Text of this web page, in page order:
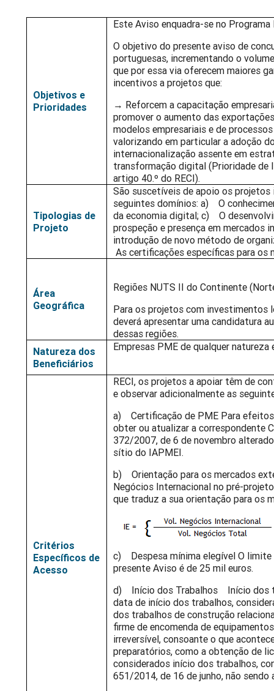
Objetivos e
Prioridades
Este Aviso enquadra-se no
O objetivo do presente aviso de
portuguesas, incrementando o
que por essa via oferecem maiores
incentivos a projetos que:
→ Reforcem a capacitação
promover o aumento das
modelos empresariais e de
valorizando em particular a adoção
internacionalização assente em
transformação digital (Prioridade de
artigo 40.º do RECI).
Tipologias de
Projeto
São suscetíveis de apoio os
seguintes domínios: a) O
da economia digital; c) O
prospeção e presença em
introdução de novo método de
As certificações específicas para os
Área
Geográfica
Regiões NUTS II do Continente
Para os projetos com investimentos
deverá apresentar uma candidatura
dessas regiões.
Natureza dos
Beneficiários
Empresas PME de qualquer
Critérios
Específicos de
Acesso
RECI, os projetos a apoiar têm de
e observar adicionalmente as
a) Certificação de PME Para
obter ou atualizar a correspondente
372/2007, de 6 de novembro
sítio do IAPMEI.
b) Orientação para os mercados
Negócios Internacional no pré-
que traduz a sua orientação para os
c) Despesa mínima elegível O
presente Aviso é de 25 mil euros.
d) Início dos Trabalhos Início dos
data de início dos trabalhos,
dos trabalhos de construção
firme de encomenda de
irreversível, consoante o que
preparatórios, como a obtenção de
considerados início dos trabalhos,
651/2014, de 16 de junho, não